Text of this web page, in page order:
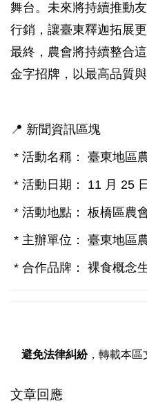
舞台。未來將持續推動
行銷，讓臺東釋迦拓展
最終，農會將持續整合
金字招牌，以最高品質
📍 新聞資訊區塊
* 活動名稱： 臺東地區
* 活動日期： 11 月 25
* 活動地點： 板橋區農
* 主辦單位： 臺東地區
* 合作品牌： 裸食概念
避免法律糾紛，轉載本區
文章回應